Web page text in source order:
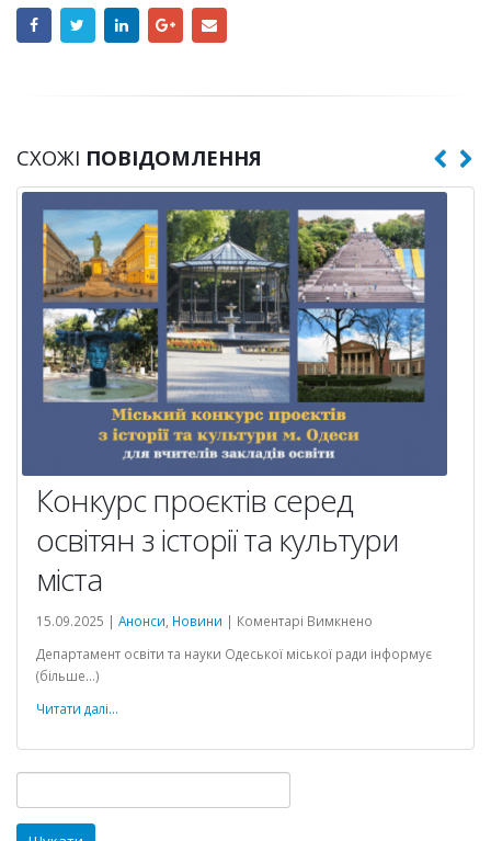
СХОЖІ ПОВІДОМЛЕННЯ
Конкурс проєктів серед
освітян з історії та культури
міста
15.09.2025 | Анонси Новини | Коментарі Вимкнено
проєктів
історії
Департамент освіти та науки Одеської міської ради інформує
(більше…)
Читати далі...